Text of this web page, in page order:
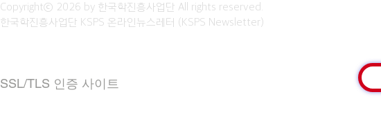
Copyrightⓒ 2026 by 한국학진흥사업단 All rights reserved.
한국학진흥사업단 KSPS 온라인뉴스레터 (KSPS Newsletter)
SSL/TLS 인증 사이트